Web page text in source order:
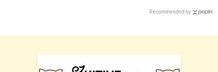
Recommended by